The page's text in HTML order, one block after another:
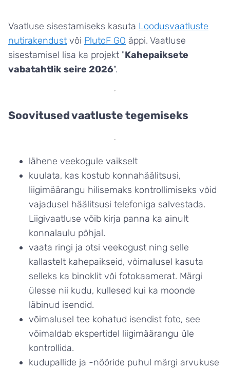
Vaatluse sisestamiseks kasuta Loodusvaatluste
nutirakendust või PlutoF GO äppi. Vaatluse
sisestamisel lisa ka projekt "Kahepaiksete
vabatahtlik seire 2026".
Soovitused vaatluste tegemiseks
lähene veekogule vaikselt
kuulata, kas kostub konnahäälitsusi,
liigimäärangu hilisemaks kontrollimiseks võid
vajadusel häälitsusi telefoniga salvestada.
Liigivaatluse võib kirja panna ka ainult
konnalaulu põhjal.
vaata ringi ja otsi veekogust ning selle
kallastelt kahepaikseid, võimalusel kasuta
selleks ka binoklit või fotokaamerat. Märgi
ülesse nii kudu, kullesed kui ka moonde
läbinud isendid.
võimalusel tee kohatud isendist foto, see
võimaldab ekspertidel liigimäärangu üle
kontrollida.
kudupallide ja -nööride puhul märgi arvukuse